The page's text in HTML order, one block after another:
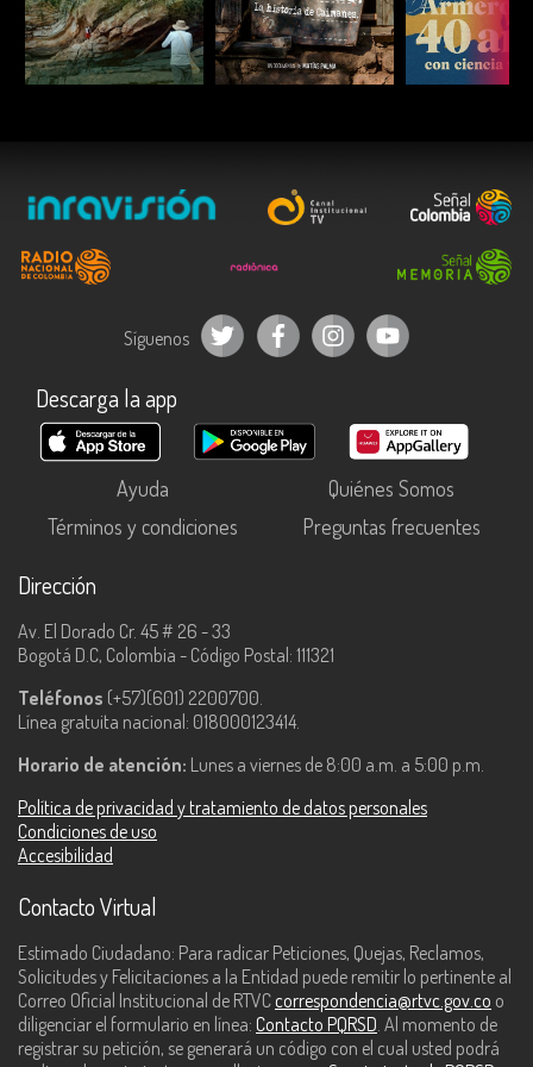
ESCUCHAR ESCUCHAR
Síguenos
Descarga la app
Ayuda
Quiénes Somos
Términos y condiciones
Preguntas frecuentes
Dirección
Av. El Dorado Cr. 45 # 26 - 33
Bogotá D.C, Colombia - Código Postal: 111321
Teléfonos (+57)(601) 2200700.
Línea gratuita nacional: 018000123414.
Horario de atención: Lunes a viernes de 8:00 a.m. a 5:00 p.m.
Política de privacidad y tratamiento de datos personales
Condiciones de uso
Accesibilidad
Contacto Virtual
Estimado Ciudadano: Para radicar Peticiones, Quejas, Reclamos,
Solicitudes y Felicitaciones a la Entidad puede remitir lo pertinente al
Correo Oficial Institucional de RTVC correspondencia@rtvc.gov.co o
diligenciar el formulario en línea: Contacto PQRSD. Al momento de
registrar su petición, se generará un código con el cual usted podrá